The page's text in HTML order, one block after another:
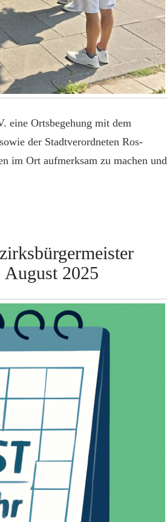
eine Ortsbegehung mit dem
der Stadtverordneten Ros-
im Ort aufmerksam zu machen und
2025